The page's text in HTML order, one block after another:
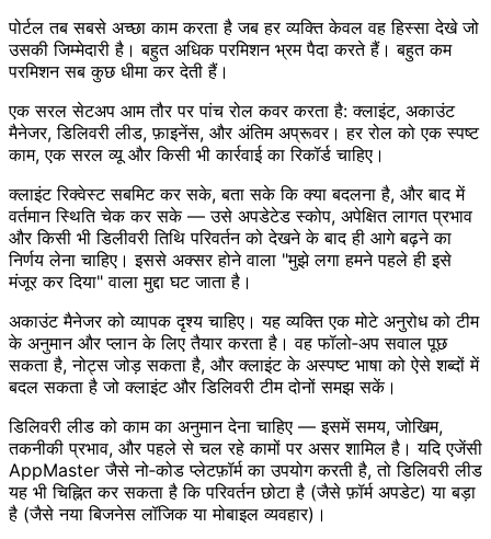
पोर्टल तब सबसे अच्छा काम करता है जब हर व्यक्ति केवल वह हिस्सा देखे जो
उसकी जिम्मेदारी है। बहुत अधिक परमिशन भ्रम पैदा करते हैं। बहुत कम
परमिशन सब कुछ धीमा कर देती हैं।
एक सरल सेटअप आम तौर पर पांच रोल कवर करता है: क्लाइंट, अकाउंट
मैनेजर, डिलिवरी लीड, फ़ाइनेंस, और अंतिम अप्रूवर। हर रोल को एक स्पष्ट
काम, एक सरल व्यू और किसी भी कार्रवाई का रिकॉर्ड चाहिए।
क्लाइंट रिक्वेस्ट सबमिट कर सके, बता सके कि क्या बदलना है, और बाद में
वर्तमान स्थिति चेक कर सके — उसे अपडेटेड स्कोप, अपेक्षित लागत प्रभाव
और किसी भी डिलीवरी तिथि परिवर्तन को देखने के बाद ही आगे बढ़ने का
निर्णय लेना चाहिए। इससे अक्सर होने वाला "मुझे लगा हमने पहले ही इसे
मंजूर कर दिया" वाला मुद्दा घट जाता है।
अकाउंट मैनेजर को व्यापक दृश्य चाहिए। यह व्यक्ति एक मोटे अनुरोध को टीम
के अनुमान और प्लान के लिए तैयार करता है। वह फॉलो‑अप सवाल पूछ
सकता है, नोट्स जोड़ सकता है, और क्लाइंट के अस्पष्ट भाषा को ऐसे शब्दों में
बदल सकता है जो क्लाइंट और डिलिवरी टीम दोनों समझ सकें।
डिलिवरी लीड को काम का अनुमान देना चाहिए — इसमें समय, जोखिम,
तकनीकी प्रभाव, और पहले से चल रहे कामों पर असर शामिल है। यदि एजेंसी
AppMaster जैसे नो‑कोड प्लेटफ़ॉर्म का उपयोग करती है, तो डिलिवरी लीड
यह भी चिह्नित कर सकता है कि परिवर्तन छोटा है (जैसे फ़ॉर्म अपडेट) या बड़ा
है (जैसे नया बिजनेस लॉजिक या मोबाइल व्यवहार)।